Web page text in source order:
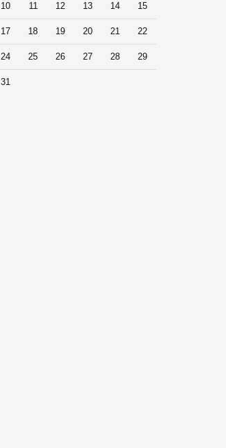
10 11 12 13 14 15
17 18 19 20 21 22
24 25 26 27 28 29
31